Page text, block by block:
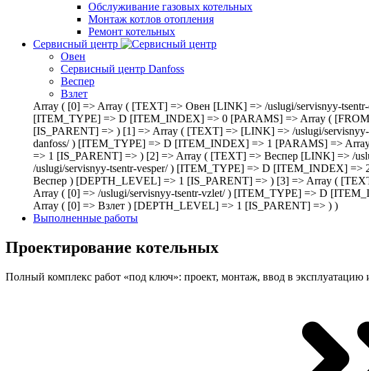
Обслуживание газовых котельных
Монтаж котлов отопления
Ремонт котельных
Сервисный центр
Овен
Сервисный центр Danfoss
Веспер
Взлет
Array ( [0] => Array ( [TEXT] => Овен [LINK] => /uslugi/servisnyy-
[ITEM_TYPE] => D [ITEM_INDEX] => 0 [PARAMS] => Array (
[IS_PARENT] => ) [1] => Array ( [TEXT] => [LINK] => /uslugi/
danfoss/ ) [ITEM_TYPE] => D [ITEM_INDEX] => 1 [PARAMS] =>
=> 1 [IS_PARENT] => ) [2] => Array ( [TEXT] => Веспер [LINK] => /
/uslugi/servisnyy-tsentr-vesper/ ) [ITEM_TYPE] => D [ITEM_INDEX]
Веспер ) [DEPTH_LEVEL] => 1 [IS_PARENT] => ) [3] => Array (
Array ( [0] => /uslugi/servisnyy-tsentr-vzlet/ ) [ITEM_TYPE] => D
Array ( [0] => Взлет ) [DEPTH_LEVEL] => 1 [IS_PARENT] => ) )
Выполненные работы
Проектирование котельных
Полный комплекс работ «под ключ»: проект, монтаж, ввод в